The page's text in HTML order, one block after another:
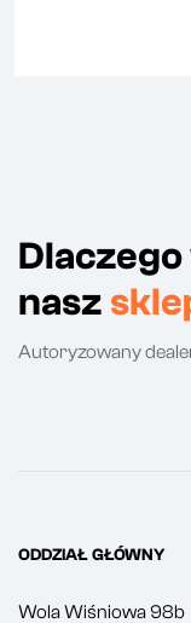
nasz
Autoryzowany
ODDZIAŁ GŁÓWNY
Wola Wiśniowa 98b